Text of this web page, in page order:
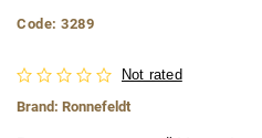
Code: 3289
Not rated
Brand: Ronnefeldt